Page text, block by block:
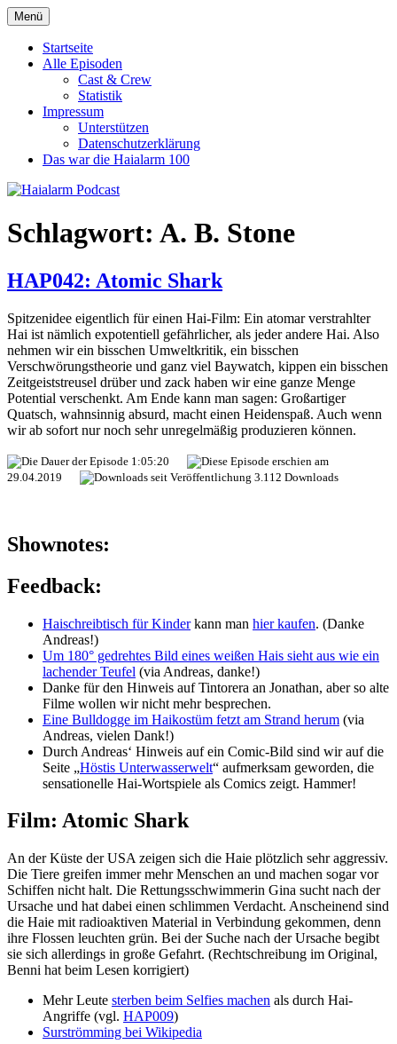
Zum
Inhalt
springen
Haialarm Podcast
Benni und Jörn sprechen über Haifilme
Menü
Startseite
Alle Episoden
Cast & Crew
Statistik
Impressum
Unterstützen
Datenschutzerklärung
Das war die Haialarm 100
Schlagwort: A. B. Stone
HAP042: Atomic Shark
Spitzenidee eigentlich für einen Hai-Film: Ein atomar verstrahlter
Hai ist nämlich expotentiell gefährlicher, als jeder andere Hai. Also
nehmen wir ein bisschen Umweltkritik, ein bisschen
Verschwörungstheorie und ganz viel Baywatch, kippen ein bisschen
Zeitgeiststreusel drüber und zack haben wir eine ganze Menge
Potential verschenkt. Am Ende kann man sagen: Großartiger
Quatsch, wahnsinnig absurd, macht einen Heidenspaß. Auch wenn
wir ab sofort nur noch sehr unregelmäßig produzieren können.
1:05:20
29.04.2019
3.112 Downloads
Shownotes:
Feedback:
Haischreibtisch für Kinderkann man hier kaufen. (Danke
Andreas!)
Um 180° gedrehtes Bild eines weißen Hais sieht aus wie ein
lachender Teufel (via Andreas, danke!)
Danke für den Hinweis auf Tintorera an Jonathan, aber so alte
Filme wollen wir nicht mehr besprechen.
Eine Bulldogge im Haikostüm fetzt am Strand herum (via
Andreas, vielen Dank!)
Durch Andreas‘ Hinweis auf ein Comic-Bild sind wir auf die
Seite „Höstis Unterwasserwelt“ aufmerksam geworden, die
sensationelle Hai-Wortspiele als Comics zeigt. Hammer!
Film: Atomic Shark
An der Küste der USA zeigen sich die Haie plötzlich sehr aggressiv.
Die Tiere greifen immer mehr Menschen an und machen sogar vor
Schiffen nicht halt. Die Rettungsschwimmerin Gina sucht nach der
Ursache und hat dabei einen schlimmen Verdacht. Anscheinend sind
die Haie mit radioaktiven Material in Verbindung gekommen, denn
ihre Flossen leuchten grün. Bei der Suche nach der Ursache begibt
sie sich allerdings in große Gefahrt. (Rechtschreibung im Original,
Benni hat beim Lesen korrigiert)
Mehr Leute sterben beim Selfies machen als durch Hai-
Angriffe (vgl. HAP009)
Surströmming bei Wikipedia